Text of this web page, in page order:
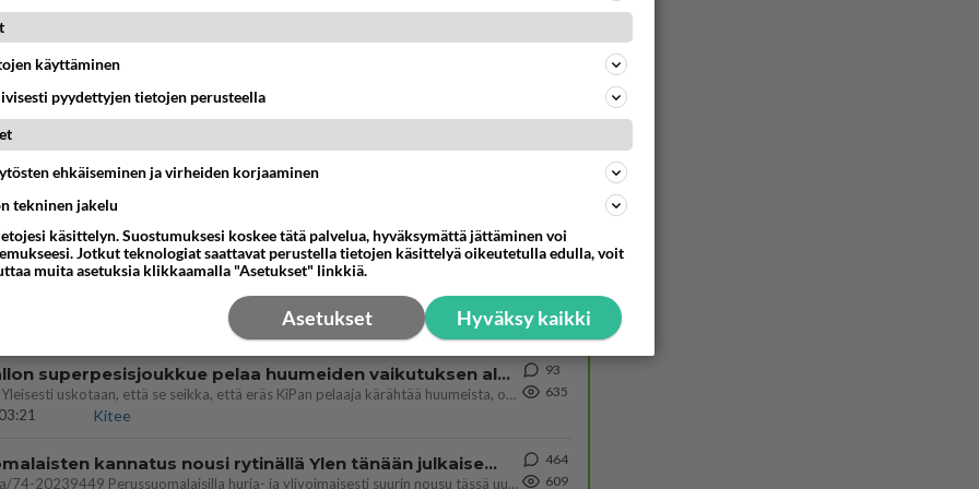
välit
tästä?
Ikävä
72
voita reilusti, persut kumoavat demokratian Suomesta
Maailman menoa
885
suhteessa?
Ikävä
suhde/molemmat ovat täysin poissuljettuja asioita? Nainen
Kiteen Pallon superpesisjoukkue pelaa huumeiden vaikutuksen alaisena
Huumerikos. Yleisesti uskotaan, että se seikka, että eräs KiPan pelaaja kärähtää huumeista, on vain jäävuoren huippu. M
Kitee
93
635
Perussuomalaisten kannatus nousi rytinällä Ylen tänään julkaisemassa tuoreimmassa gallup-kyselyssä.
https://yle.fi/a/74-20239449 Perussuomalaisilla hurja- ja ylivoimaisesti suurin nousu tässä uudessa Ylen gallupissa. Kyl
464
609
käyttäminen
pyydettyjen tietojen perusteella
ehkäiseminen ja virheiden korjaaminen
tekninen jakelu
käsittelyn. Suostumuksesi koskee tätä palvelua, hyväksymättä jättäminen voi
Jotkut teknologiat saattavat perustella tietojen käsittelyä oikeutetulla edulla, voit
muita asetuksia klikkaamalla "Asetukset" linkkiä.
Hyväksy kaikki
Asetukset